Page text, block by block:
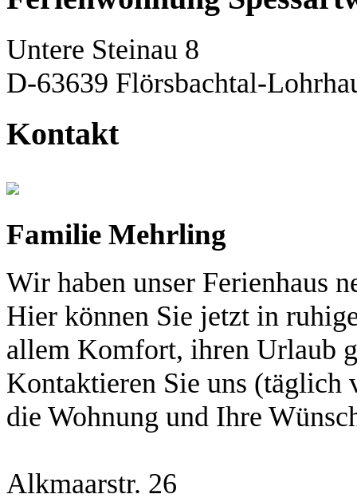
Untere Steinau 8
D-63639 Flörsbachtal-
Kontakt
Familie Mehrling
Wir haben unser Ferienhaus
Hier können Sie jetzt in
allem Komfort, ihren Urlaub
Kontaktieren Sie uns (täglich
die Wohnung und Ihre
Alkmaarstr. 26